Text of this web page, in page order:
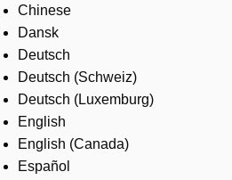
Industries
Services
About us
Where to buy
Contact us
Careers
Chinese
Dansk
Deutsch
Deutsch (Schweiz)
Deutsch (Luxemburg)
English
English (Canada)
Español